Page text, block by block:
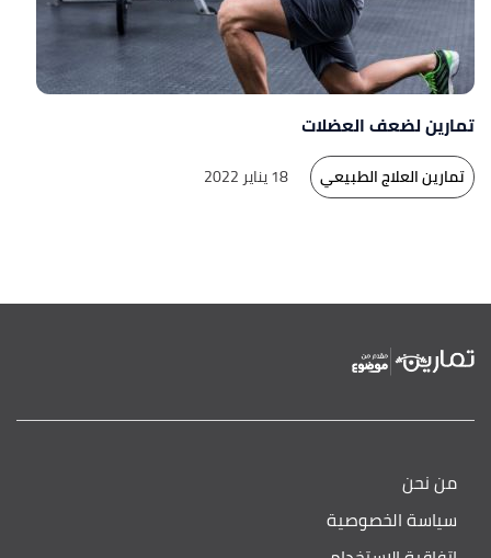
تمارين لضعف العضلات
تمارين العلاج الطبيعي 18 يناير 2022
من نحن
سياسة الخصوصية